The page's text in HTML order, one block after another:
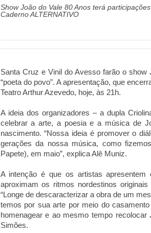
Show João do Vale 80 Anos terá
Caderno ALTERNATIVO
Santa Cruz e Vinil do Avesso farão o show
“poeta do povo”. A apresentação, que
Teatro Arthur Azevedo, hoje, às 21h.
A ideia dos organizadores – a dupla
celebrar a arte, a poesia e a música de
nascimento. “Nossa ideia é promover o
gerações da nossa música, como
Papete), em maio”, explica Alê Muniz.
A intenção é que os artistas
aproximam os ritmos nordestinos
“Longe de descaracterizar a obra de um
temos por sua arte por meio do
homenagear e ao mesmo tempo
Simões.